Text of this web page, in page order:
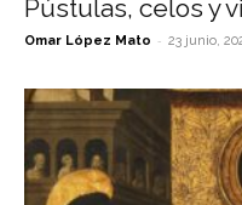
Pústulas, celos y
Omar López Mato - 23 junio,